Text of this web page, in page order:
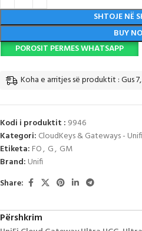
SHTOJE NË
BUY
POROSIT PERMES WHATSAPP
Koha e arritjes së produktit : Gus
Kodi i produktit : 9946
Kategori: CloudKeys & Gateways - Unifi
Etiketa: FO, G, GM
Brand: Unifi
Share:
Përshkrim